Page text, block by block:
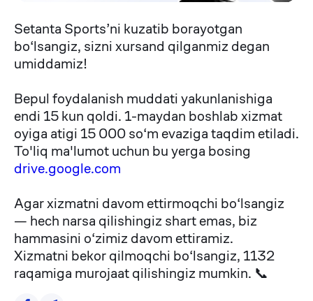
Setanta Sports’ni kuzatib borayotgan
bo‘lsangiz, sizni xursand qilganmiz degan
umiddamiz!
Bepul foydalanish muddati yakunlanishiga
endi 15 kun qoldi. 1-maydan boshlab xizmat
oyiga atigi 15 000 so‘m evaziga taqdim etiladi.
To'liq ma'lumot uchun bu yerga bosing
drive.google.com
Agar xizmatni davom ettirmoqchi bo‘lsangiz
— hech narsa qilishingiz shart emas, biz
hammasini o‘zimiz davom ettiramiz.
Xizmatni bekor qilmoqchi bo‘lsangiz, 1132
raqamiga murojaat qilishingiz mumkin. 📞